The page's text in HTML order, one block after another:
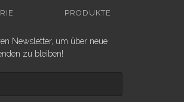
PRODUKTE
Newsletter, um über neue
zu bleiben!